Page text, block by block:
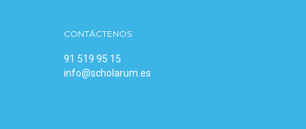
CONTÁCTENOS
91 519 95 15
info@scholarum.es